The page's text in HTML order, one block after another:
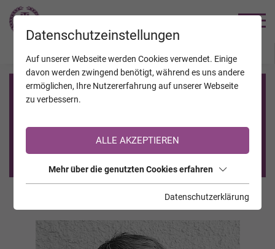
Registrierung auf TrauerHilfe.it
Sie sind noch nicht auf TrauerHilfe.it registriert?
>> zur kostenlosen Registrierung <<
Datenschutzeinstellungen
Auf unserer Webseite werden Cookies verwendet. Einige
davon werden zwingend benötigt, während es uns andere
ermöglichen, Ihre Nutzererfahrung auf unserer Webseite
zu verbessern.
ALLE AKZEPTIEREN
Mehr über die genutzten Cookies erfahren
Datenschutzerklärung
JAHRESTAGE KALENDER VERSTORBENE